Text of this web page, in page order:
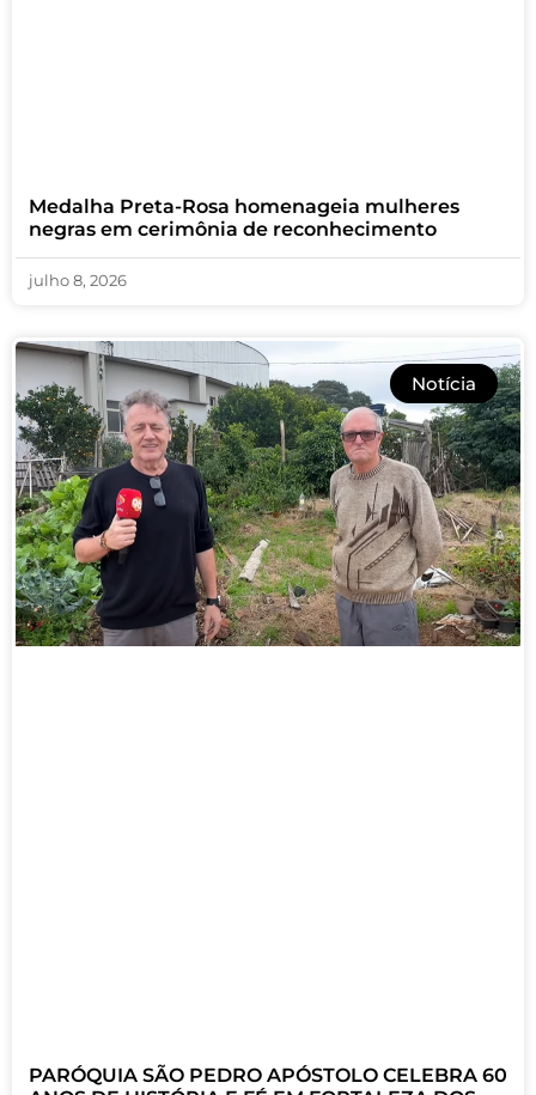
Medalha Preta-Rosa homenageia mulheres
negras em cerimônia de reconhecimento
julho 8, 2026
Notícia
PARÓQUIA SÃO PEDRO APÓSTOLO CELEBRA 60